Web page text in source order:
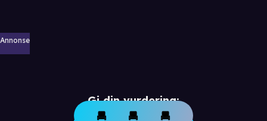
Annonse
Gi din vurdering: